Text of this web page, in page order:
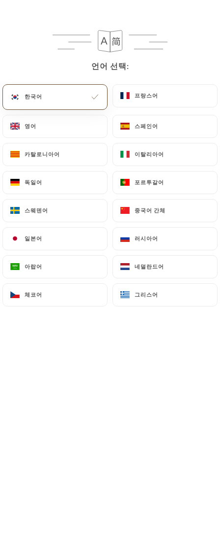
언어 선택:
한국어 프랑스어
영어 스페인어
카탈로니아어 이탈리아어
독일어 포르투갈어
스웨덴어 중국어 간체
일본어 러시아어
아랍어 네덜란드어
체코어 그리스어
언어 선택:
한국어 프랑스어
영어 스페인어
카탈로니아어 이탈리아어
독일어 포르투갈어
스웨덴어 중국어 간체
일본어 러시아어
아랍어 네덜란드어
체코어 그리스어